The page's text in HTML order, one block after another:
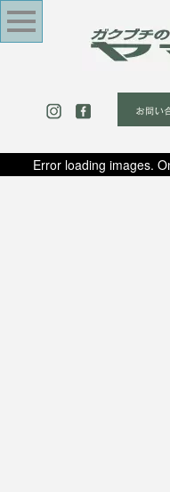
Error loading images.